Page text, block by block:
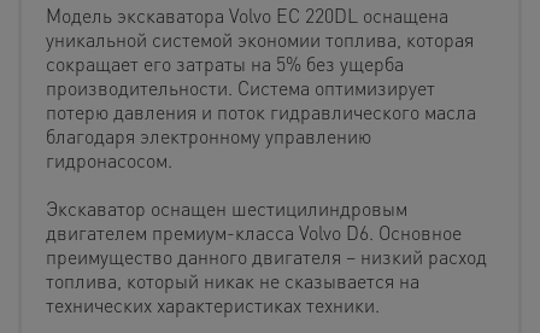
Модель экскаватора Volvo EC 220DL оснащена
уникальной системой экономии топлива, которая
сокращает его затраты на 5% без ущерба
производительности. Система оптимизирует
потерю давления и поток гидравлического масла
благодаря электронному управлению
гидронасосом.
Экскаватор оснащен шестицилиндровым
двигателем премиум-класса Volvo D6. Основное
преимущество данного двигателя – низкий расход
топлива, который никак не сказывается на
технических характеристиках техники.